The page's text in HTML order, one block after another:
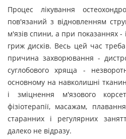
Процес лікування
пов'язаний з відновленням
м'язів спини, а при показаннях -
гриж дисків. Весь цей час
причина захворювання -
суглобового хряща -
основному на навколишні
і зміцнення м'язового
фізіотерапії, масажам,
старанних і регулярних
далеко не відразу.